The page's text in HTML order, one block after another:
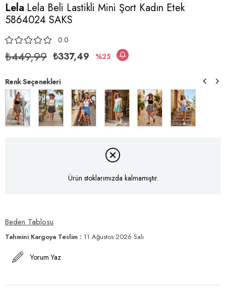
Lela Lela Beli Lastikli Mini Şort Kadın Etek
5864024 SAKS
0.0
₺449,99 ₺337,49 25
Renk Seçenekleri
Ürün stoklarımızda kalmamıştır.
Beden Tablosu
Tahmini Kargoya Teslim : 11 Ağustos 2026 Salı
Yorum Yaz